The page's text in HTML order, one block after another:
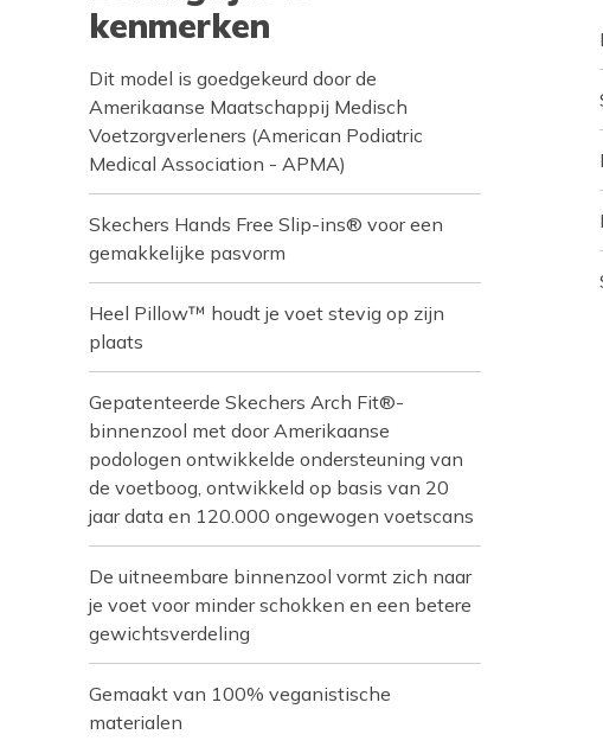
kenmerken
Dit model is goedgekeurd door de
Amerikaanse Maatschappij Medisch
Voetzorgverleners (American Podiatric
Medical Association - APMA)
Skechers Hands Free Slip-ins® voor een
gemakkelijke pasvorm
Heel Pillow™ houdt je voet stevig op zijn
plaats
Gepatenteerde Skechers Arch Fit®-
binnenzool met door Amerikaanse
podologen ontwikkelde ondersteuning van
de voetboog, ontwikkeld op basis van 20
jaar data en 120.000 ongewogen voetscans
De uitneembare binnenzool vormt zich naar
je voet voor minder schokken en een betere
gewichtsverdeling
Gemaakt van 100% veganistische
materialen